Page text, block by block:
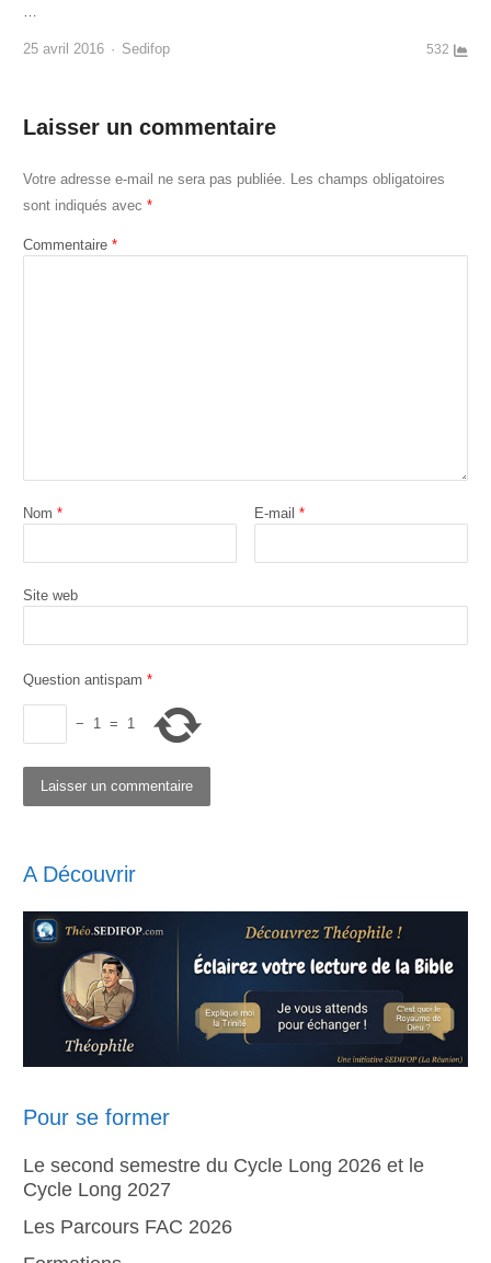
…
25 avril 2016 Author
Sedifop 532
Laisser un commentaire
Votre adresse e-mail ne sera pas publiée.
Les champs obligatoires
sont indiqués avec *
Commentaire *
Nom * E-mail*
Site web
Question antispam *
− 1 = 1
A Découvrir
Pour se former
Le second semestre du Cycle Long 2026 et le
Cycle Long 2027
Les Parcours FAC 2026